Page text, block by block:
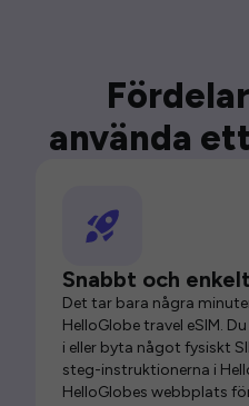
använda
Snabbt och
Det tar bara några
HelloGlobe travel eSIM.
i eller byta något fysiskt
steg-instruktionerna i
HelloGlobes webbplats